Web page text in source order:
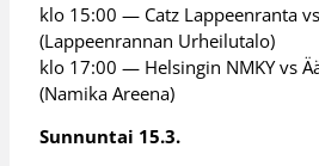
klo 15:00 — Catz Lappeenranta
(Lappeenrannan Urheilutalo)
klo 17:00 — Helsingin NMKY vs
(Namika Areena)
Sunnuntai 15.3.